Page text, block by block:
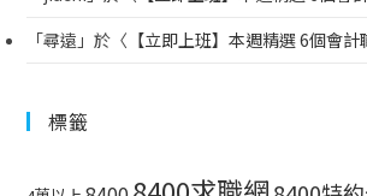
「尋遠 」於〈 【立即上班】本週精選 6個會計
標籤